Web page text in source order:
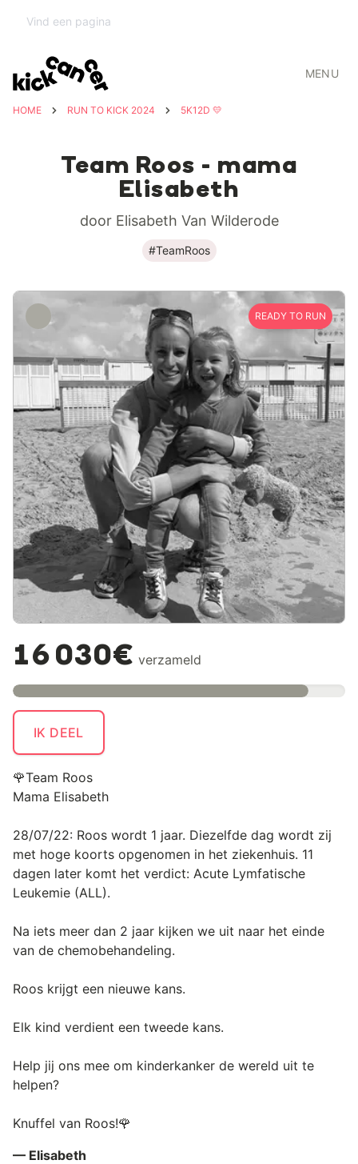
MENU
HOME RUN TO KICK 2024 5K12D 💛
Team Roos - mama
Elisabeth
door Elisabeth Van Wilderode
#TeamRoos
READY TO RUN
16 030€ verzameld
IK DEEL
🌹Team Roos
Mama Elisabeth
28/07/22: Roos wordt 1 jaar. Diezelfde dag wordt zij
met hoge koorts opgenomen in het ziekenhuis. 11
dagen later komt het verdict: Acute Lymfatische
Leukemie (ALL).
Na iets meer dan 2 jaar kijken we uit naar het einde
van de chemobehandeling.
Roos krijgt een nieuwe kans.
Elk kind verdient een tweede kans.
Help jij ons mee om kinderkanker de wereld uit te
helpen?
Knuffel van Roos!🌹
— Elisabeth